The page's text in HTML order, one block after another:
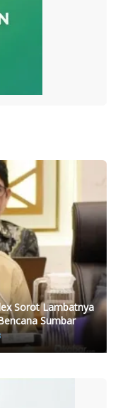
Sorot Lambatnya
Sumbar